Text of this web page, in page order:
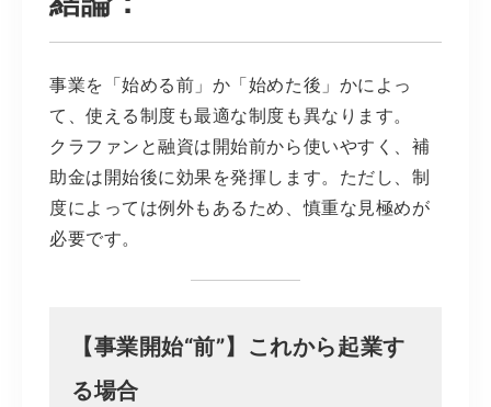
事業を「始める前」か「始めた後」かによっ
て、使える制度も最適な制度も異なります。
クラファンと融資は開始前から使いやすく、補
助金は開始後に効果を発揮します。ただし、制
度によっては例外もあるため、慎重な見極めが
必要です。
【事業開始“前”】これから起業す
る場合